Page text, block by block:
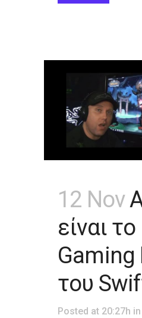
12 Nov
είναι το
Gaming
του
Posted at 20:27h in